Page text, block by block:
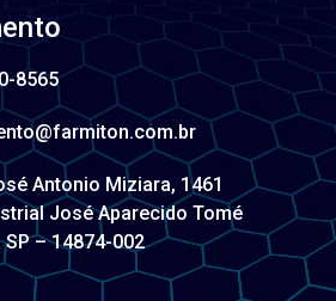
8565
Antonio Miziara, 1461
José Aparecido Tomé
– 14874-002